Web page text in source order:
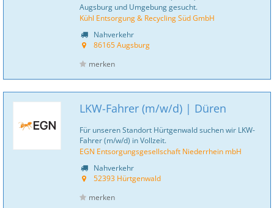
Augsburg und Umgebung gesucht.
Kühl Entsorgung & Recycling Süd GmbH
Nahverkehr
86165 Augsburg
merken
LKW-Fahrer (m/w/d) | Düren
Für unseren Standort Hürtgenwald suchen wir LKW-
Fahrer (m/w/d) in Vollzeit.
EGN Entsorgungsgesellschaft Niederrhein mbH
Nahverkehr
52393 Hürtgenwald
merken